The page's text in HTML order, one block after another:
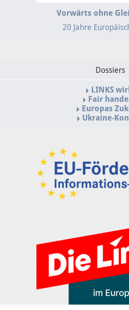
Vorwärts ohne
20 Jahre
Dossiers
LINKS
Fair
Europas
Ukraine-